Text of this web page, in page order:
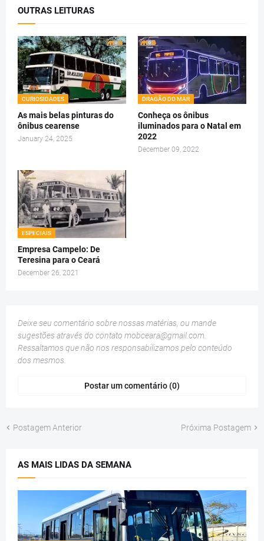
OUTRAS LEITURAS
CURIOSIDADES
As mais belas pinturas do
ônibus cearense
January 24, 2025
DRAGÃO DO MAR
Conheça os ônibus
iluminados para o Natal em
2022
December 09, 2022
ESPECIAIS
Empresa Campelo: De
Teresina para o Ceará
December 26, 2021
Deixe seu comentário sobre nossas matérias, ou mande
sugestões através do contato mobceara@gmail.com
Ressaltamos que não nos responsabilizamos pelo conteúdo
dos mesmos.
Postar um comentário (0)
Postagem Anterior Próxima Postagem
AS MAIS LIDAS DA SEMANA